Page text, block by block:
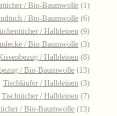
/ Bio-Baumwolle (1)
/ Bio-Baumwolle (6)
/ Halbleinen (9)
/ Bio-Baumwolle (3)
/ Halbleinen (8)
/ Bio-Baumwolle (13)
Tischläufer / Halbleinen (3)
Tischtücher / Halbleinen (7)
/ Bio-Baumwolle (13)